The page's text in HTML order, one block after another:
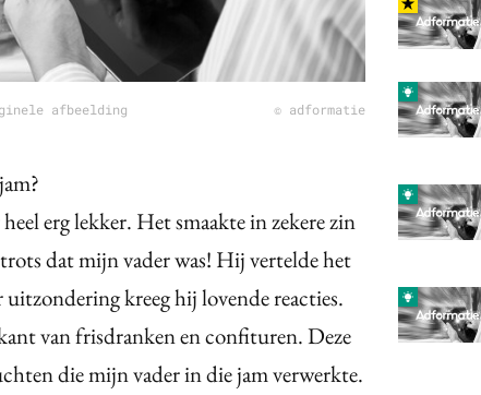
afbeelding © adformatie
erg lekker. Het smaakte in zekere zin
dat mijn vader was! Hij vertelde het
kreeg hij lovende reacties.
van frisdranken en confituren. Deze
die mijn vader in die jam verwerkte.